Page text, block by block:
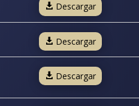
Descargar
Descargar
Descargar